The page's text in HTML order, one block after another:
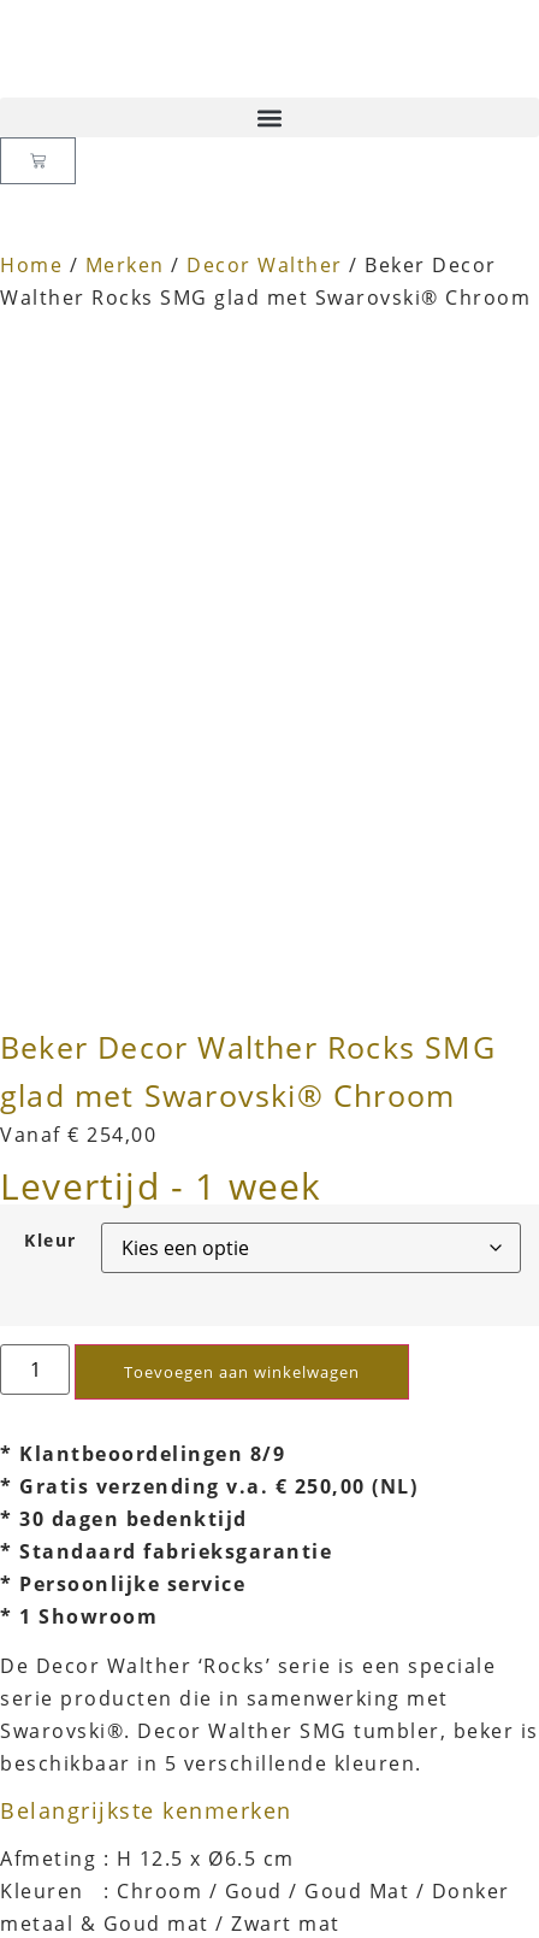
Home / Merken / Decor Walther / Beker Decor
Walther Rocks SMG glad met Swarovski® Chroom
Beker Decor Walther Rocks SMG
glad met Swarovski® Chroom
Vanaf € 254,00
Levertijd - 1 week
Kleur
Toevoegen aan winkelwagen
* Klantbeoordelingen 8/9
* Gratis verzending v.a. € 250,00 (NL)
* 30 dagen bedenktijd
* Standaard fabrieksgarantie
* Persoonlijke service
* 1 Showroom
De Decor Walther ‘Rocks’ serie is een speciale
serie producten die in samenwerking met
Swarovski®. Decor Walther SMG tumbler, beker is
beschikbaar in 5 verschillende kleuren.
Belangrijkste kenmerken
Afmeting : H 12.5 x Ø6.5 cm
Kleuren : Chroom / Goud / Goud Mat / Donker
metaal & Goud mat / Zwart mat